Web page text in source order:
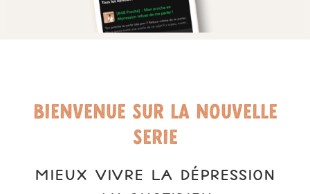
Bienvenue sur la nouvelle
serie
MIEUX VIVRE LA DÉPRESSION